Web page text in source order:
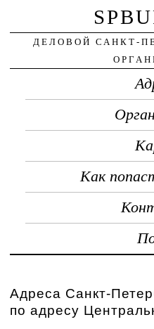
ДЕЛОВОЙ САНКТ-
Как
Адреса Санкт-
по адресу